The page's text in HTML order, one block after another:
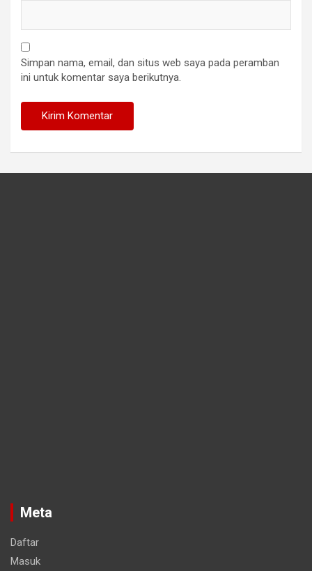
Simpan nama, email, dan situs web saya pada peramban
ini untuk komentar saya berikutnya.
Meta
Daftar
Masuk